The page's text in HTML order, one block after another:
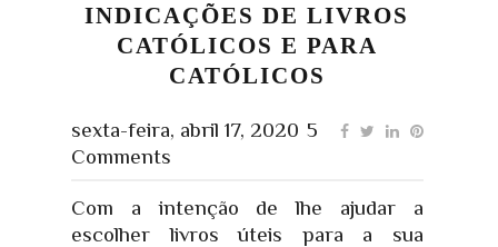
INDICAÇÕES DE LIVROS
CATÓLICOS E PARA
CATÓLICOS
sexta-feira, abril 17, 2020 5
Comments
Com a intenção de lhe ajudar a
escolher livros úteis para a sua